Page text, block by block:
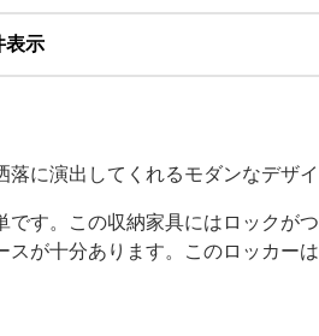
表示
に演出してくれるモダンなデザイ
す。この収納家具にはロックが
が十分あります。このロッカー